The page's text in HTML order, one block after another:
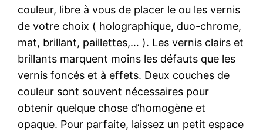
couleur, libre à vous de placer le ou les vernis
de votre choix ( holographique, duo-chrome,
mat, brillant, paillettes,… ). Les vernis clairs et
brillants marquent moins les défauts que les
vernis foncés et à effets. Deux couches de
couleur sont souvent nécessaires pour
obtenir quelque chose d’homogène et
opaque. Pour parfaite, laissez un petit espace